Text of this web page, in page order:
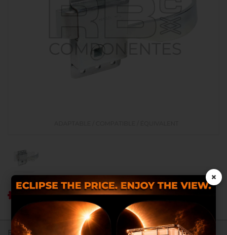
Ref RB: RB008033
Enregistrez--vous pour consulter les prix.
Les cookies nous permettent de
personnaliser le contenu et les
annonces, d’offrir des
fonctionnalités relatives aux médias
×